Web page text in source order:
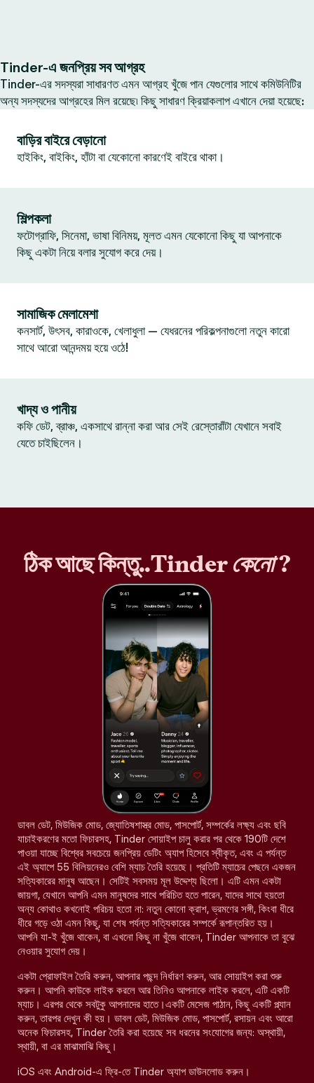
Tinder-এ জনপ্রিয় সব আগ্রহ
Tinder-এর সদস্যরা সাধারণত এমন আগ্রহ খুঁজে পান যেগুলোর সাথে কমিউনিটির
অন্য সদস্যদের আগ্রহের মিল রয়েছে৷ কিছু সাধারণ ক্রিয়াকলাপ এখানে দেয়া হয়েছে:
বাড়ির বাইরে বেড়ানো
হাইকিং, বাইকিং, হাঁটা বা যেকোনো কারণেই বাইরে থাকা।
শিল্পকলা
ফটোগ্রাফি, সিনেমা, ভাষা বিনিময়, মূলত এমন যেকোনো কিছু যা আপনাকে
কিছু একটা নিয়ে বলার সুযোগ করে দেয়।
সামাজিক মেলামেশা
কনসার্ট, উৎসব, কারাওকে, খেলাধুলা — যেধরনের পরিকল্পনাগুলো নতুন কারো
সাথে আরো আনন্দময় হয়ে ওঠে!
খাদ্য ও পানীয়
কফি ডেট, ব্রাঞ্চ, একসাথে রান্না করা আর সেই রেস্তোরাঁটা যেখানে সবাই
যেতে চাইছিলেন।
ঠিক আছে কিন্তু..Tinderকেনো?
ডাবল ডেট, মিউজিক মোড, জ্যোতিষশাস্ত্র মোড, পাসপোর্ট, সম্পর্কের লক্ষ্য এবং ছবি
যাচাইকরণের মতো ফিচারসহ, Tinder সোয়াইপ চালু করার পর থেকে 190টি দেশে
পাওয়া যাচ্ছে বিশ্বের সবচেয়ে জনপ্রিয় ডেটিং অ্যাপ হিসেবে স্বীকৃত, এবং এ পর্যন্ত
এই অ্যাপে 55 বিলিয়নেরও বেশি ম্যাচ তৈরি হয়েছে। প্রতিটি ম্যাচের পেছনে একজন
সত্যিকারের মানুষ আছেন। সেটিই সবসময় মূল উদ্দেশ্য ছিলো। এটি এমন একটা
জায়গা, যেখানে আপনি এমন মানুষদের সাথে পরিচিত হতে পারেন, যাদের সাথে হয়তো
অন্য কোথাও কখনোই পরিচয় হতো না: নতুন কোনো ক্রাশ, ভ্রমণের সঙ্গী, কিংবা ধীরে
ধীরে গড়ে ওঠা এমন কিছু, যা শেষ পর্যন্ত সত্যিকারের সম্পর্কে রূপান্তরিত হয়।
আপনি যা-ই খুঁজে থাকেন, বা এখনো কিছু না খুঁজে থাকেন, Tinder আপনাকে তা বুঝে
নেওয়ার সুযোগ দেয়।
একটা প্রোফাইল তৈরি করুন, আপনার পছন্দ নির্ধারণ করুন, আর সোয়াইপ করা শুরু
করুন। আপনি কাউকে লাইক করলে আর তিনিও আপনাকে লাইক করলে, এটি একটি
ম্যাচ। এরপর থেকে সবটুকু আপনাদের হাতে।একটি মেসেজ পাঠান, কিছু একটি প্ল্যান
করুন, তারপর দেখুন কী হয়। ডাবল ডেট, মিউজিক মোড, পাসপোর্ট, রসায়ন এবং আরো
অনেক ফিচারসহ, Tinder তৈরি করা হয়েছে সব ধরনের সংযোগের জন্য: অস্থায়ী,
স্থায়ী, বা এর মাঝামাঝি কিছু।
iOS এবং Android-এ ফ্রি-তে Tinder অ্যাপ ডাউনলোড করুন।